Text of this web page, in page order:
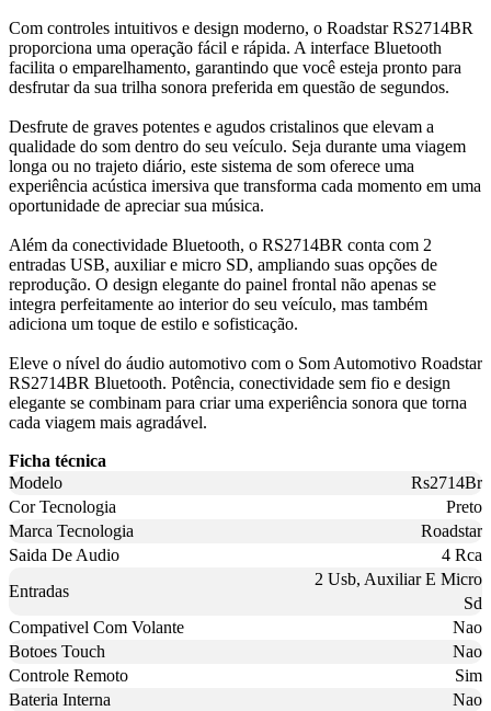
Com controles intuitivos e design moderno, o Roadstar RS2714BR
proporciona uma operação fácil e rápida. A interface Bluetooth
facilita o emparelhamento, garantindo que você esteja pronto para
desfrutar da sua trilha sonora preferida em questão de segundos.
Desfrute de graves potentes e agudos cristalinos que elevam a
qualidade do som dentro do seu veículo. Seja durante uma viagem
longa ou no trajeto diário, este sistema de som oferece uma
experiência acústica imersiva que transforma cada momento em uma
oportunidade de apreciar sua música.
Além da conectividade Bluetooth, o RS2714BR conta com 2
entradas USB, auxiliar e micro SD, ampliando suas opções de
reprodução. O design elegante do painel frontal não apenas se
integra perfeitamente ao interior do seu veículo, mas também
adiciona um toque de estilo e sofisticação.
Eleve o nível do áudio automotivo com o Som Automotivo Roadstar
RS2714BR Bluetooth. Potência, conectividade sem fio e design
elegante se combinam para criar uma experiência sonora que torna
cada viagem mais agradável.
Ficha técnica
Modelo
Rs2714Br
Cor Tecnologia
Preto
Marca Tecnologia
Roadstar
Saida De Audio
4 Rca
Entradas
2 Usb, Auxiliar E Micro
Sd
Compativel Com Volante
Nao
Botoes Touch
Nao
Controle Remoto
Sim
Bateria Interna
Nao